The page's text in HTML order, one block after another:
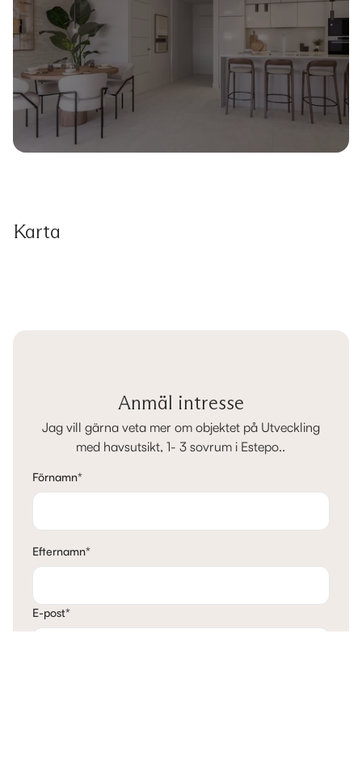
Karta
Anmäl intresse
Jag vill gärna veta mer om objektet på Utveckling
med havsutsikt, 1- 3 sovrum i Estepo..
Förnamn*
Efternamn*
E-post*